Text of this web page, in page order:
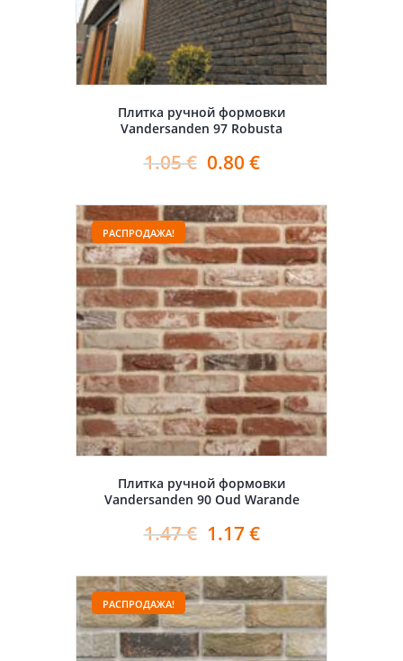
Плитка ручной формовки
Vandersanden 97 Robusta
1.05€ 0.80 €
РАСПРОДАЖА!
Плитка ручной формовки
Vandersanden 90 Oud Warande
1.47€ 1.17€
РАСПРОДАЖА!